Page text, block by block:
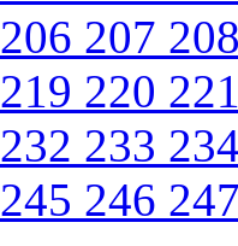
206 207
219 220
232 233
245 246